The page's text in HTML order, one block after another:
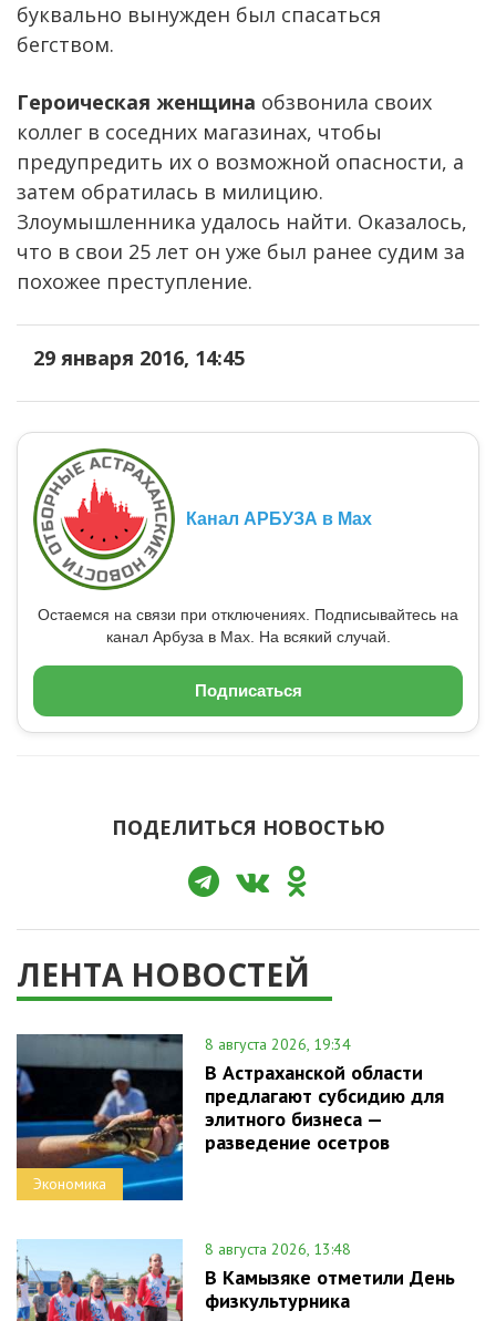
буквально вынужден был спасаться
бегством.
Героическая женщина обзвонила своих
коллег в соседних магазинах, чтобы
предупредить их о возможной опасности, а
затем обратилась в милицию.
Злоумышленника удалось найти. Оказалось,
что в свои 25 лет он уже был ранее судим за
похожее преступление.
29 января 2016, 14:45
Канал АРБУЗА в Max
Остаемся на связи при отключениях. Подписывайтесь на
канал Арбуза в Max. На всякий случай.
Подписаться
ПОДЕЛИТЬСЯ НОВОСТЬЮ
ЛЕНТА НОВОСТЕЙ
Экономика
8 августа 2026, 19:34
В Астраханской области
предлагают субсидию для
элитного бизнеса —
разведение осетров
8 августа 2026, 13:48
В Камызяке отметили День
физкультурника